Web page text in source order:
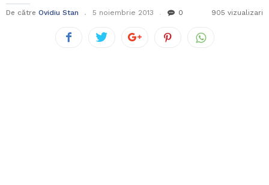
De către Ovidiu Stan 5 noiembrie 2013 0 905 vizualizari